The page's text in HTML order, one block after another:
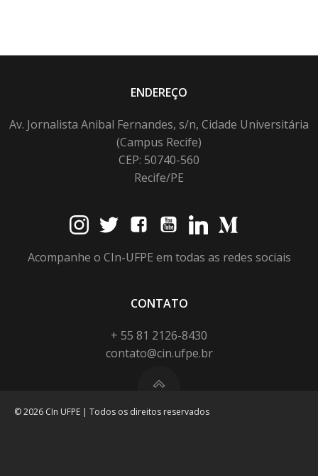
ENDEREÇO
Av. Jornalista Anibal Fernandes, s/n, Cidade Universitária
(Campus Recife)
CEP: 50740-560
Recife/PE
Acompanhe o CIn-UFPE em todas as redes sociais
CONTATO
+ 55 81 2126-8430
contato@cin.ufpe.br
© 2026 CIn UFPE | Todos os direitos reservados